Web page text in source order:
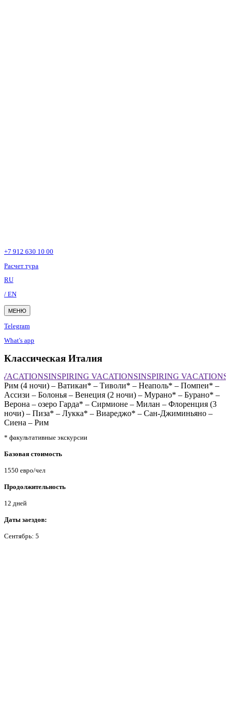
+7 912 630 10 00
Расчет тура
RU
/ EN
МЕНЮ
Telegram
What's app
Классическая Италия
INSPIRING VACATIONSINSPIRING VACATIONS
Рим (4 ночи) – Ватикан* – Тиволи* – Неаполь* – Помпеи* –
Ассизи – Болонья – Венеция (2 ночи) – Мурано* – Бурано* –
Верона – озеро Гарда* – Сирмионе – Милан – Флоренция (3
ночи) – Пиза* – Лукка* – Виареджо* – Сан-Джиминьяно –
Сиена – Рим
* факультативные экскурсии
Базовая стоимость
1550 евро/чел
Продолжительность
12 дней
Даты заездов:
Сентябрь: 5